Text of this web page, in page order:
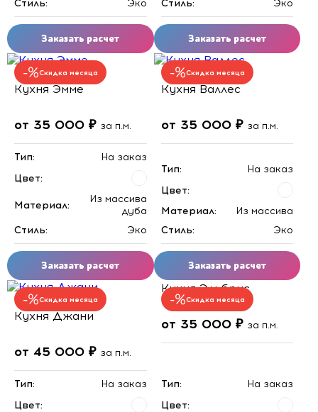
Стиль:
Эко
Заказать расчет
Стиль:
Эко
Заказать расчет
Скидка месяца
Кухня Эмме
от 35 000 ₽ за п.м.
Тип:
На заказ
Цвет:
Материал:
Из массива
дуба
Стиль:
Эко
Заказать расчет
Скидка месяца
Кухня Валлес
от 35 000 ₽ за п.м.
Тип:
На заказ
Цвет:
Материал:
Из массива
Стиль:
Эко
Заказать расчет
Скидка месяца
Кухня Джани
от 45 000 ₽ за п.м.
Тип:
На заказ
Цвет:
Скидка месяца
Кухня Эльбрус
от 35 000 ₽ за п.м.
Тип:
На заказ
Цвет: